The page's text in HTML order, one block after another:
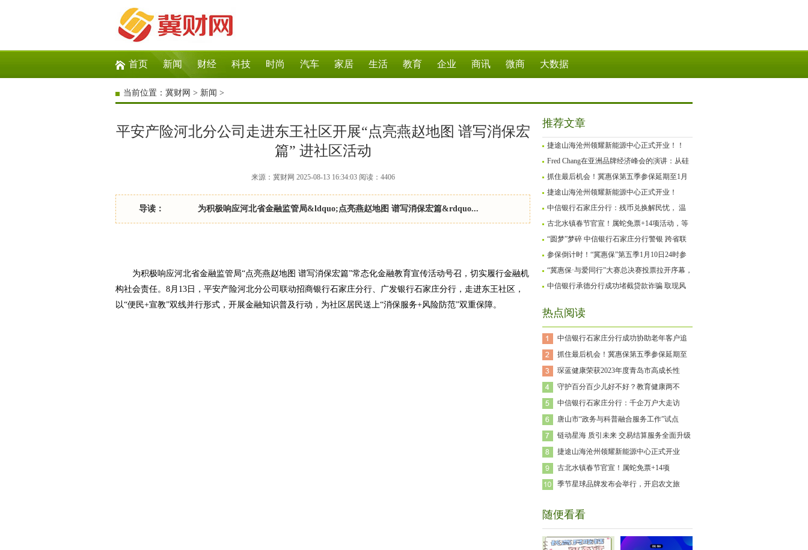
首页 新闻 财经 科技 时尚 汽车 家居 生活 教育 企业 商讯 微商 大数据
当前位置： 冀财网 > 新闻 >
平安产险河北分公司走进东王社区开展“点亮燕赵地图 谱写消保宏
篇” 进社区活动
来源：冀财网 2025-08-13 16:34:03 阅读： 4406
导读： ​ 为积极响应河北省金融监管局&ldquo;点亮燕赵地图 谱写消保宏篇&rdquo...
为积极响应河北省金融监管局“点亮燕赵地图 谱写消保宏篇”常态化金融教育宣传活动号召，切实履行金融机
构社会责任。8月13日，平安产险河北分公司联动招商银行石家庄分行、广发银行石家庄分行，走进东王社区，
以“便民+宣教”双线并行形式，开展金融知识普及行动，为社区居民送上“消保服务+风险防范”双重保障。
推荐文章
捷途山海沧州领耀新能源中心正式开业！！
Fred Chang在亚洲品牌经济峰会的演讲：从硅
谷Mafia到GenZ创业
抓住最后机会！冀惠保第五季参保延期至1月
27日
捷途山海沧州领耀新能源中心正式开业！
中信银行石家庄分行：残币兑换解民忧， 温
情服务暖人心
古北水镇春节官宣！属蛇免票+14项活动，等
你来“闹”新春！
“圆梦”梦碎 中信银行石家庄分行警银 跨省联
动为客户追回被骗资金
参保倒计时！“冀惠保”第五季1月10日24时参
保通道关闭！！
“冀惠保·与爱同行”大赛总决赛投票拉开序幕，
用爱点亮特殊儿童的未来
中信银行承德分行成功堵截贷款诈骗 取现风
热点阅读
中信银行石家庄分行成功协助老年客户追
抓住最后机会！冀惠保第五季参保延期至
琛蓝健康荣获2023年度青岛市高成长性
守护百分百少儿好不好？教育健康两不
中信银行石家庄分行：千企万户大走访
唐山市“政务与科普融合服务工作”试点
链动星海 质引未来 交易结算服务全面升级
捷途山海沧州领耀新能源中心正式开业
古北水镇春节官宣！属蛇免票+14项
季节星球品牌发布会举行，开启农文旅
随便看看